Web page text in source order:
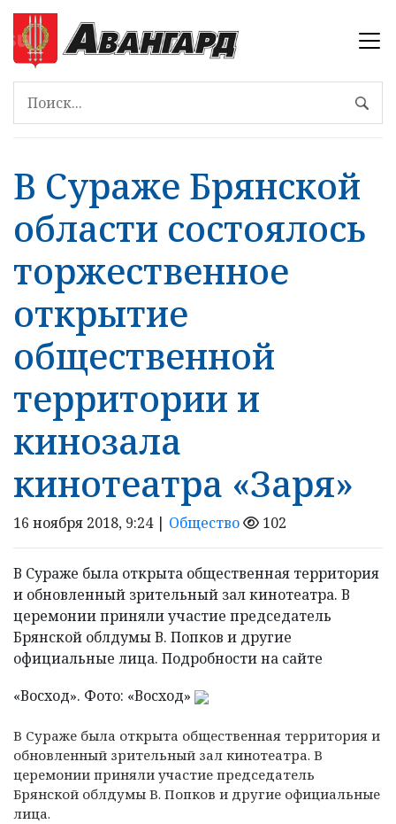
В Сураже Брянской
области состоялось
торжественное
открытие
общественной
территории и
кинозала
кинотеатра «Заря»
16 ноября 2018, 9:24 | Общество 102
В Сураже была открыта общественная территория
и обновленный зрительный зал кинотеатра. В
церемонии приняли участие председатель
Брянской облдумы В. Попков и другие
официальные лица. Подробности на сайте
«Восход». Фото: «Восход»
В Сураже была открыта общественная территория и
обновленный зрительный зал кинотеатра. В
церемонии приняли участие председатель
Брянской облдумы В. Попков и другие официальные
лица.